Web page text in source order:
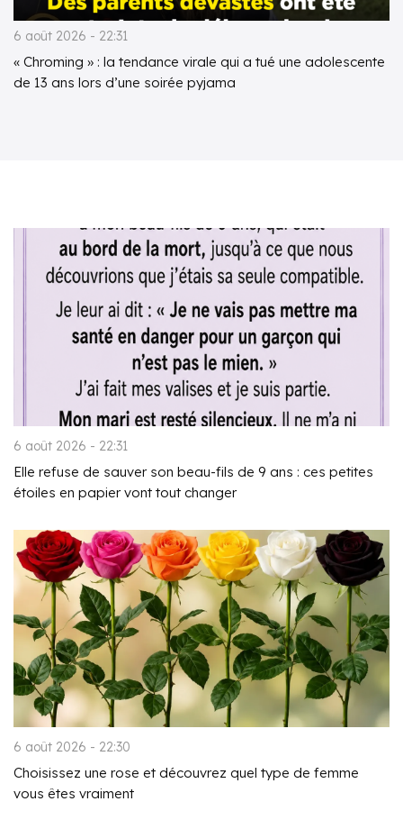
6 août 2026 - 22:31
« Chroming » : la tendance virale qui a tué une adolescente
de 13 ans lors d’une soirée pyjama
6 août 2026 - 22:31
Elle refuse de sauver son beau-fils de 9 ans : ces petites
étoiles en papier vont tout changer
6 août 2026 - 22:30
Choisissez une rose et découvrez quel type de femme
vous êtes vraiment